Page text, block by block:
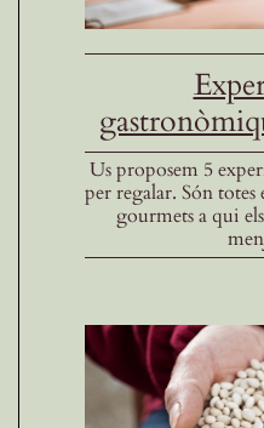
Us proposem 5
per regalar. Són totes
gourmets a qui